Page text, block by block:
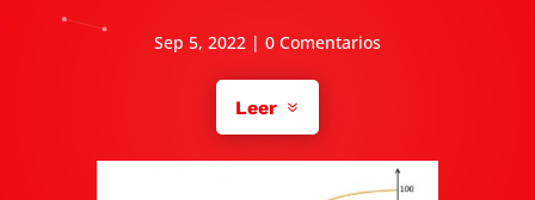
Sep 5, 2022| 0 Comentarios
Leer